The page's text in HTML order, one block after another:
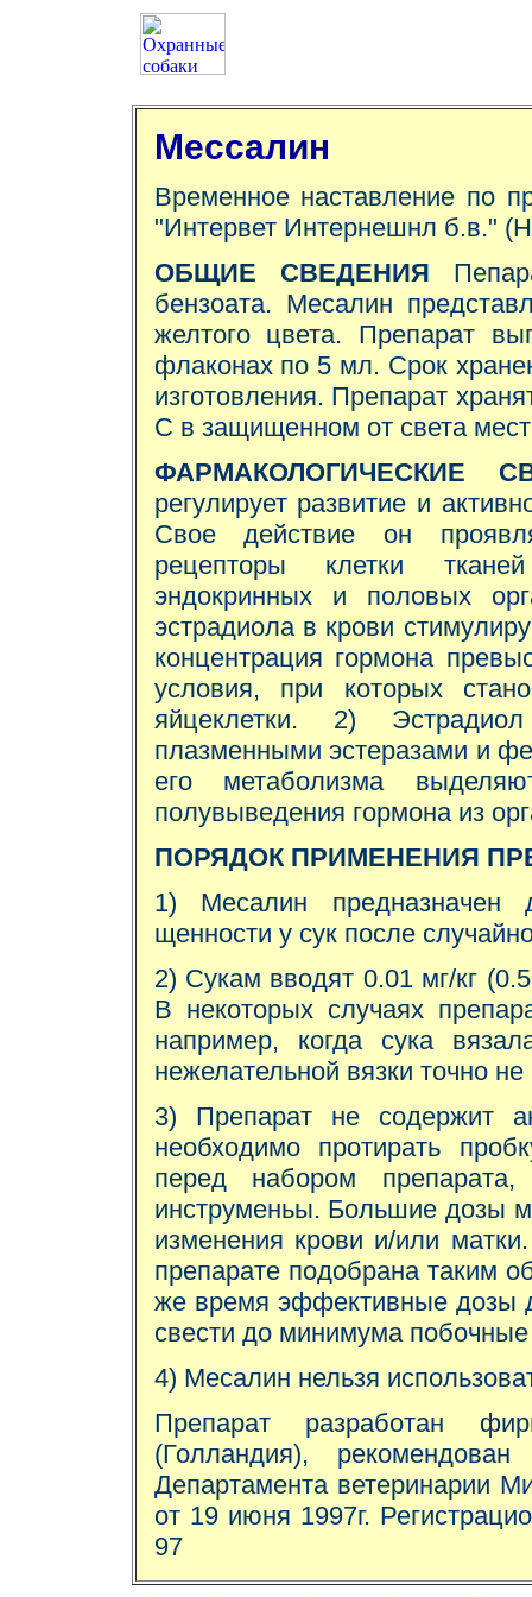
Мессалин
Временное наставление по
"Интервет Интернешнл б.в."
ОБЩИЕ СВЕДЕНИЯ
бензоата. Месалин
желтого цвета. Препарат
флаконах по 5 мл. Срок
изготовления. Препарат
С в защищенном от света
ФАРМАКОЛОГИЧЕСКИЕ
регулирует развитие и
Свое действие он
рецепторы клетки
эндокринных и половых
эстрадиола в крови
концентрация гормона
условия, при которых
яйцеклетки. 2)
плазменными эстеразами и
его метаболизма
полувыведения гормона из
ПОРЯДОК ПРИМЕНЕНИЯ
1) Месалин предназначен
щенности у сук после
2) Сукам вводят 0.01 мг/кг
В некоторых случаях
например, когда сука
нежелательной вязки точно не
3) Препарат не содержит
необходимо протирать
перед набором
инструменьы. Большие дозы
изменения крови и/или
препарате подобрана таким
же время эффективные дозы
свести до минимума
4) Месалин нельзя
Препарат разработан
(Голландия),
Департамента ветеринарии
от 19 июня 1997г.
97